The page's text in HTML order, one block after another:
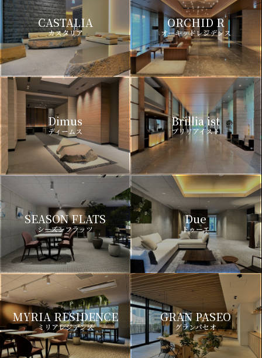
CASTALIA
カスタリア
ORCHID R
オーキッドレジデンス
Dimus
ディームス
Brillia ist
ブリリアイスト
SEASON FLATS
シーズンフラッツ
Due
ドゥーエ
MYRIA RESIDENCE
ミリアレジデンス
GRAN PASEO
グランパセオ